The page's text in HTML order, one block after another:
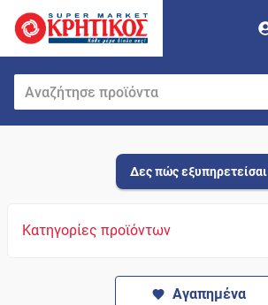
Δες πώς εξυπηρετείσαι
Κατηγορίες προϊόντων
Αγαπημένα